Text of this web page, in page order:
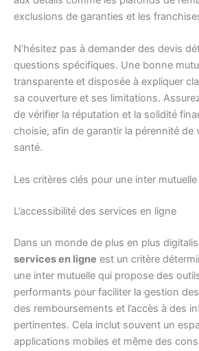
exclusions de garanties et les
N’hésitez pas à demander des devis
questions spécifiques. Une bonne
transparente et disposée à expliquer
sa couverture et ses limitations.
de vérifier la réputation et la solidité
choisie, afin de garantir la pérennité de
santé.
Les critères clés pour une inter
L’accessibilité des services en ligne
Dans un monde de plus en plus
services en ligne est un critère
une inter mutuelle qui propose des
performants pour faciliter la gestion
des remboursements et l’accès à des
pertinentes. Cela inclut souvent un
applications mobiles et même des